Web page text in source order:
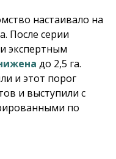
настаивало на
После серии
экспертным
до 2,5 га.
и этот порог
и выступили с
по